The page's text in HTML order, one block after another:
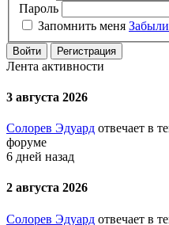
Пароль
Запомнить меня
Войти Регистрация
Лента активности
3 августа 2026
Солорев Эдуард отвечает в
форуме
6 дней назад
2 августа 2026
Солорев Эдуард отвечает в